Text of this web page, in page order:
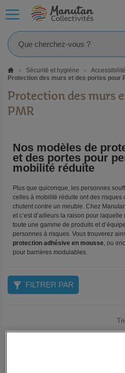
Sécurité et hygiène
Protection des murs et des portes pour
Protection des murs
PMR
Nos modèles de
et des portes pour
mobilité réduite
Plus que quiconque, les personnes
celles à mobilité réduite ont des
chutent contre un meuble. Chez
et c’est d’ailleurs la raison pour
toute une gamme de produits et
personnes à risques. Vous trouverez
protection adhésive en mousse, ou
pour barrières modulables.
FILTRER PAR